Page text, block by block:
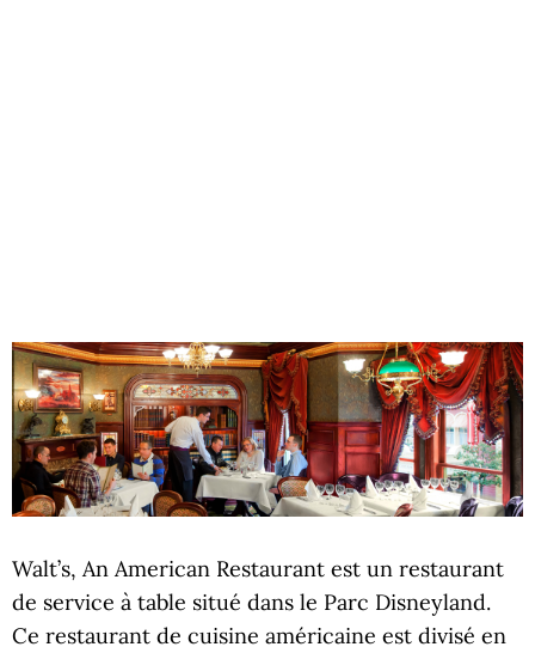
Walt’s, An American Restaurant est un restaurant
de service à table situé dans le Parc Disneyland.
Ce restaurant de cuisine américaine est divisé en